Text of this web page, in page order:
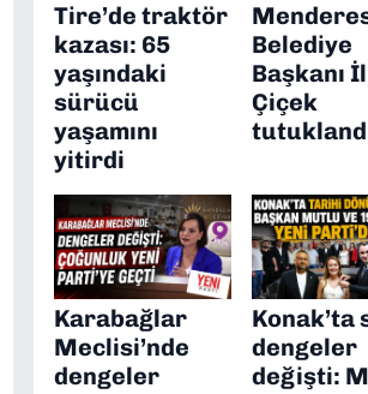
Tire’de traktör
kazası: 65
yaşındaki
sürücü
yaşamını
yitirdi
Belediye
Başkanı
Çiçek
Karabağlar
Meclisi’nde
dengeler
Konak’ta
dengeler
değişti: